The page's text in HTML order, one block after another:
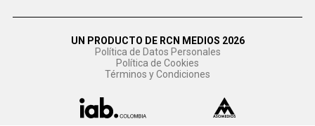
UN PRODUCTO DE RCN MEDIOS 2026
Política de Datos Personales
Política de Cookies
Términos y Condiciones